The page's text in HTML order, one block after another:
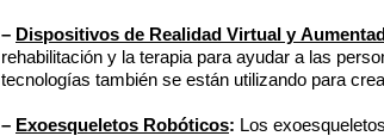
– Dispositivos de Realidad Virtual y
rehabilitación y la terapia para ayudar a las
tecnologías también se están utilizando para
– Exoesqueletos Robóticos: Los